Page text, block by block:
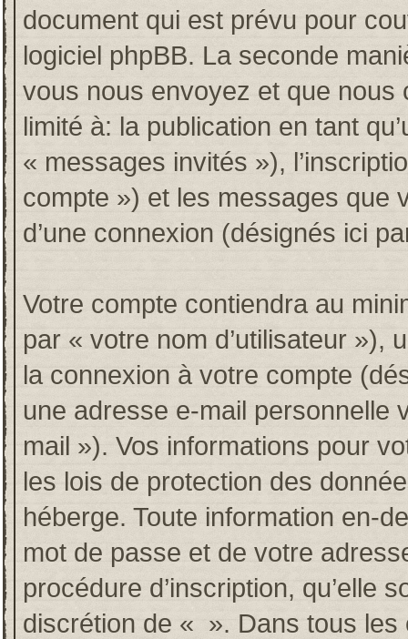
document qui est prévu pour
logiciel phpBB. La seconde
vous nous envoyez et que nous
limité à: la publication en tant
« messages invités »),
compte ») et les messages que
d’une connexion (désignés ici
Votre compte contiendra au
par « votre nom d’utilisateur »),
la connexion à votre compte
une adresse e-mail personnelle
mail »). Vos informations pour
les lois de protection des
héberge. Toute information en-
mot de passe et de votre
procédure d’inscription, qu’elle
discrétion de « ». Dans tous